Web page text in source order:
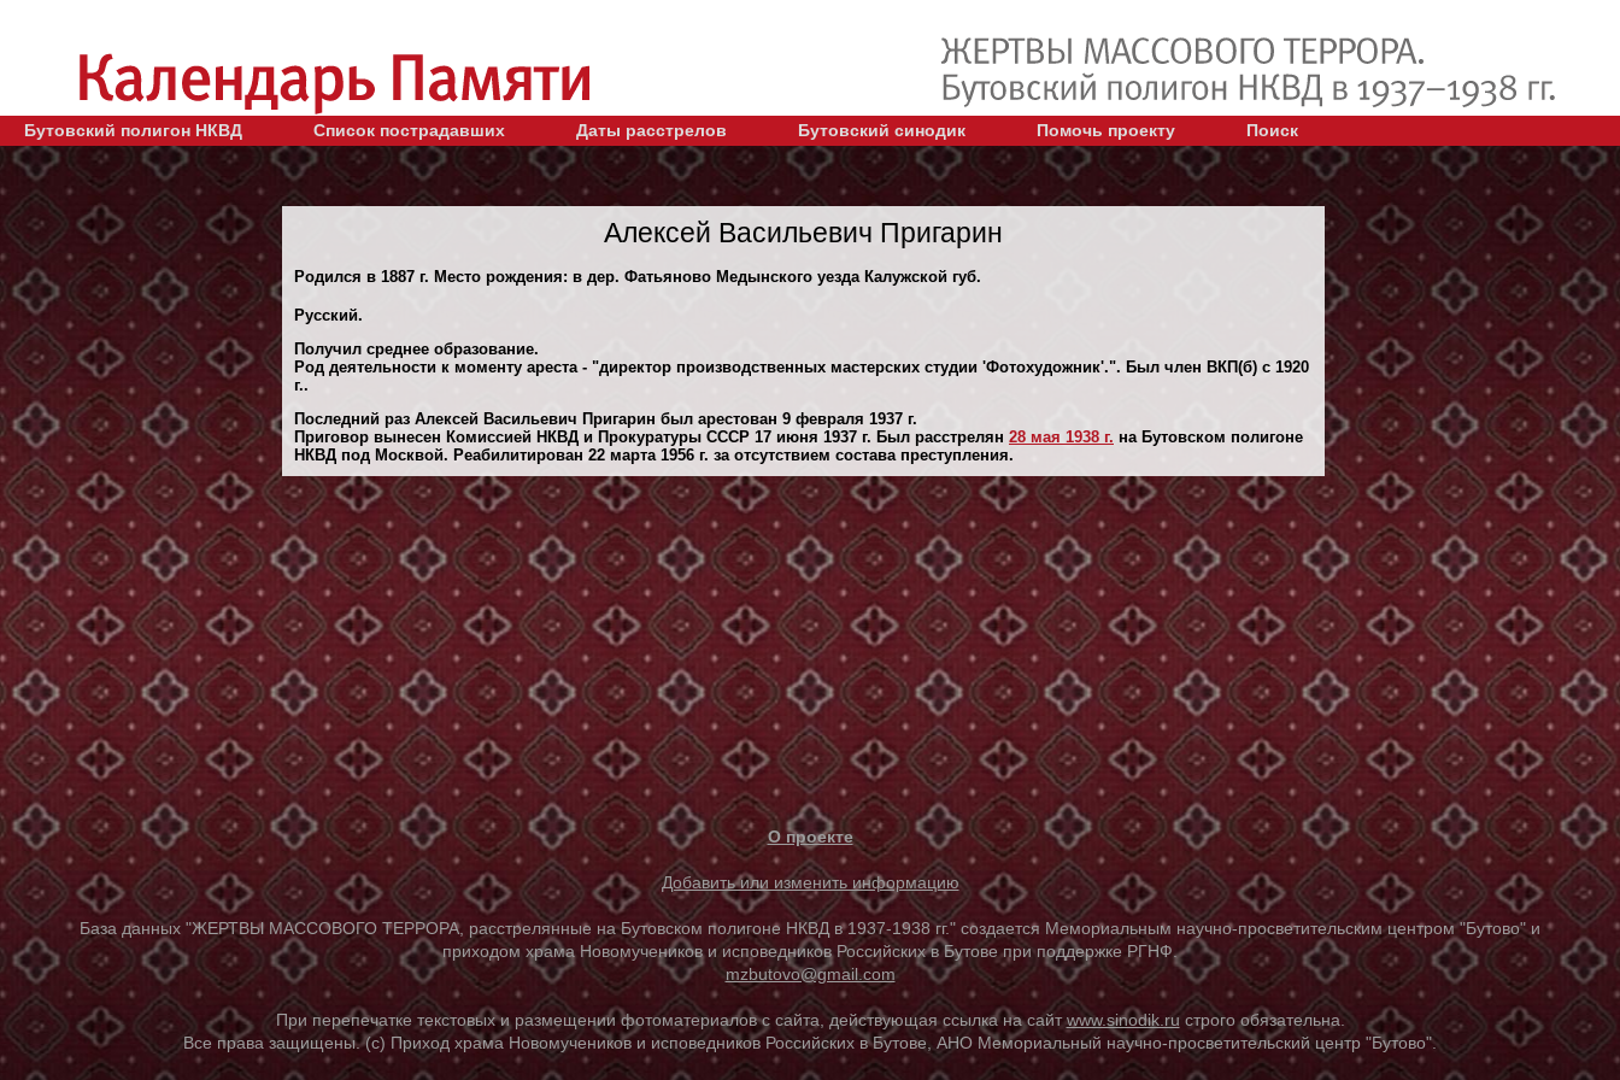
Бутовский полигон НКВД Список пострадавших Даты расстрелов Бутовский синодик Помочь проекту Поиск
Алексей Васильевич Пригарин
Родился в 1887 г. Место рождения: в дер. Фатьяново Медынского уезда Калужской губ.
Русский.
Получил среднее образование.
Род деятельности к моменту ареста - "директор производственных мастерских студии 'Фотохудожник'.". Был член ВКП(б) с 1920
г..
Последний раз Алексей Васильевич Пригарин был арестован 9 февраля 1937 г.
Приговор вынесен Комиссией НКВД и Прокуратуры СССР 17 июня 1937 г. Был расстрелян 28 мая 1938 г. на Бутовском полигоне
НКВД под Москвой. Реабилитирован 22 марта 1956 г. за отсутствием состава преступления.
О проекте
Добавить или изменить информацию
База данных "ЖЕРТВЫ МАССОВОГО ТЕРРОРА, расстрелянные на Бутовском полигоне НКВД в 1937-1938 гг." создается Мемориальным научно-просветительским центром "Бутово" и
приходом храма Новомучеников и исповедников Российских в Бутове при поддержке РГНФ.
mzbutovo@gmail.com
При перепечатке текстовых и размещении фотоматериалов с сайта, действующая ссылка на сайтwww.sinodik.ru строго обязательна.
Все права защищены. (с) Приход храма Новомучеников и исповедников Российских в Бутове, АНО Мемориальный научно-просветительский центр "Бутово".